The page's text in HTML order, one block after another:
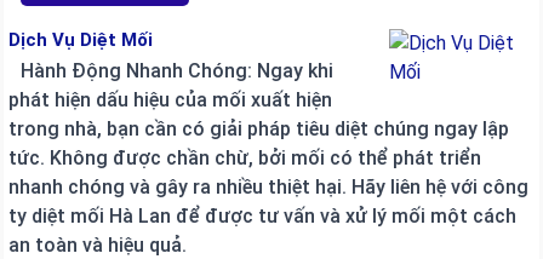
Dịch Vụ Diệt Mối
Hành Động Nhanh Chóng: Ngay khi
phát hiện dấu hiệu của mối xuất hiện
trong nhà, bạn cần có giải pháp tiêu diệt chúng ngay lập
tức. Không được chần chừ, bởi mối có thể phát triển
nhanh chóng và gây ra nhiều thiệt hại. Hãy liên hệ với công
ty diệt mối Hà Lan để được tư vấn và xử lý mối một cách
an toàn và hiệu quả.